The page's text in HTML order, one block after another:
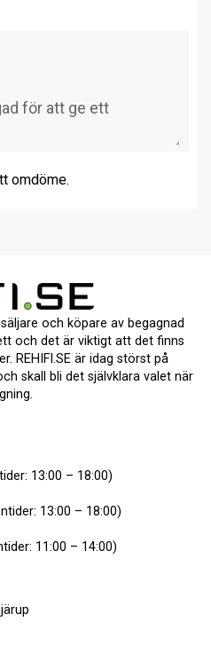
omdöme.
och köpare av begagnad
och det är viktigt att det finns
REHIFI.SE är idag störst på
skall bli det självklara valet när
13:00 – 18:00)
13:00 – 18:00)
11:00 – 14:00)